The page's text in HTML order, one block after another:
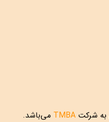
به شرکت TMBA می‌باشد.